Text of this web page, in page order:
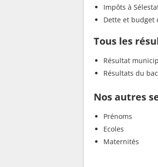
Impôts à
Dette et budget
Tous les
Résultat
Résultats du
Nos autres
Prénoms
Ecoles
Maternités